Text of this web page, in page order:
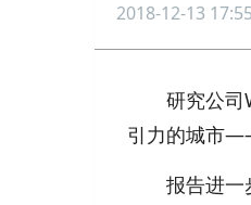
2018-12-13
研究公司
引力的城市
报告进一步